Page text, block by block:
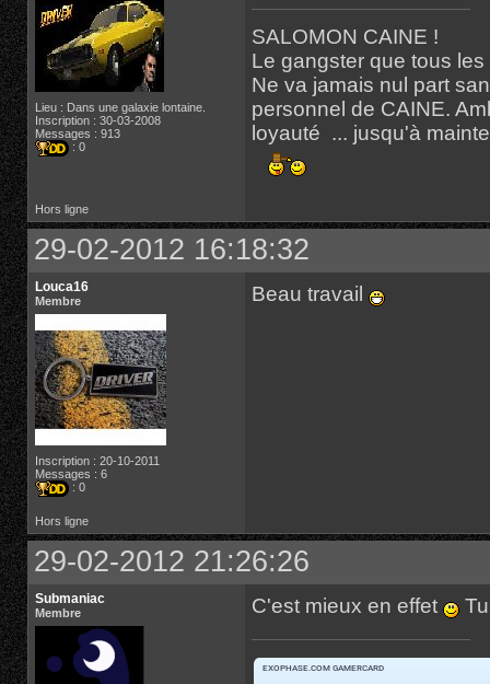
Lieu : Dans une galaxie lontaine.
Inscription : 30-03-2008
Messages : 913
: 0
SALOMON CAINE !
Le gangster que tous
Ne va jamais nul part
personnel de CAINE.
loyauté ... jusqu'à
Hors ligne
29-02-2012 16:18:32
Louca16
Membre
Inscription : 20-10-2011
Messages : 6
: 0
Beau travail
Hors ligne
29-02-2012 21:26:26
Submaniac
Membre C'est mieux en effet Tu